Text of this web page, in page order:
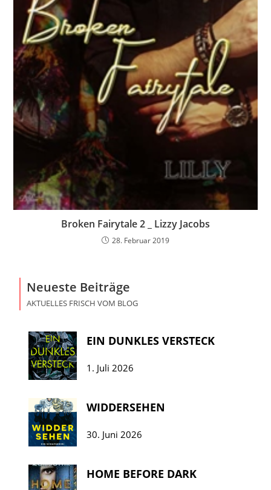
Broken Fairytale 2 _ Lizzy Jacobs
28. Februar 2019
Neueste Beiträge
AKTUELLES FRISCH VOM BLOG
EIN DUNKLES VERSTECK
1. Juli 2026
WIDDERSEHEN
30. Juni 2026
HOME BEFORE DARK